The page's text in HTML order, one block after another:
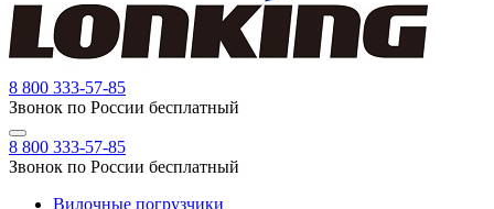
8 800 333-57-85
Звонок по России бесплатный
8 800 333-57-85
Звонок по России бесплатный
Вилочные погрузчики